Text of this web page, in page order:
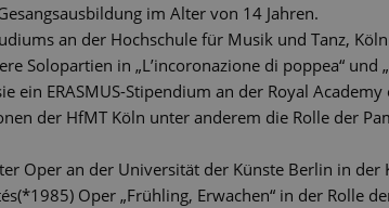
im Alter von 14 Jahren.
an der Hochschule für Musik und Tanz,
Solopartien in „L’incoronazione di poppea“ und
ein ERASMUS-Stipendium an der Royal
der HfMT Köln unter anderem die Rolle der
Oper an der Universität der Künste Berlin in der
Oper „Frühling, Erwachen“ in der Rolle